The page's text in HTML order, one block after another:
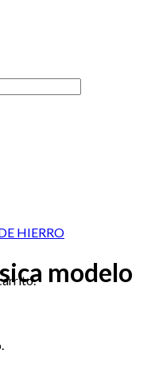
HIERRO
modelo